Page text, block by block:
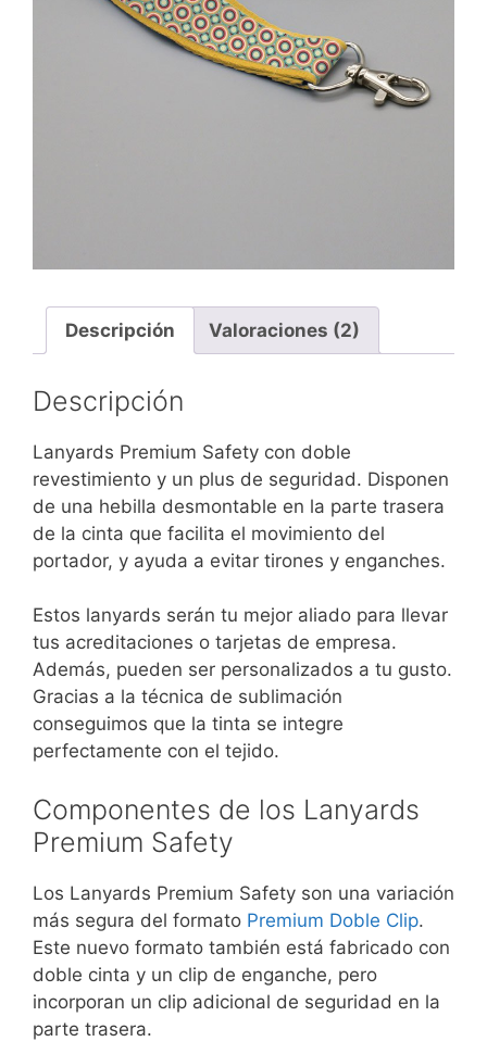
Descripción Valoraciones (2)
Descripción
Lanyards Premium Safety con doble
revestimiento y un plus de seguridad. Disponen
de una hebilla desmontable en la parte trasera
de la cinta que facilita el movimiento del
portador, y ayuda a evitar tirones y enganches.
Estos lanyards serán tu mejor aliado para llevar
tus acreditaciones o tarjetas de empresa.
Además, pueden ser personalizados a tu gusto.
Gracias a la técnica de sublimación
conseguimos que la tinta se integre
perfectamente con el tejido.
Componentes de los Lanyards
Premium Safety
Los Lanyards Premium Safety son una variación
más segura del formato Premium Doble Clip.
Este nuevo formato también está fabricado con
doble cinta y un clip de enganche, pero
incorporan un clip adicional de seguridad en la
parte trasera.